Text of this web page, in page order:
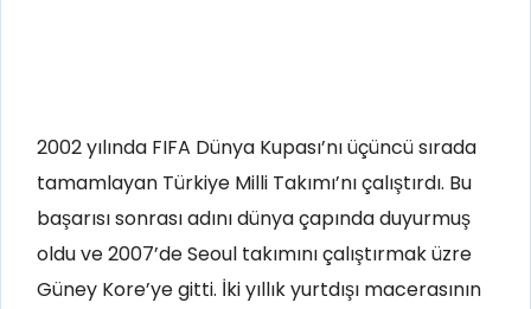
2002 yılında FIFA Dünya Kupası’nı üçüncü sırada
tamamlayan Türkiye Milli Takımı’nı çalıştırdı. Bu
başarısı sonrası adını dünya çapında duyurmuş
oldu ve 2007’de Seoul takımını çalıştırmak üzre
Güney Kore’ye gitti. İki yıllık yurtdışı macerasının